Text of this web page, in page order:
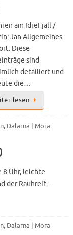
am IdreFjäll /
Jan Allgemeines
Diese
sind
detailiert und
die…
lesen
, Dalarna | Mora
8 Uhr, leichte
der Rauhreif…
, Dalarna | Mora